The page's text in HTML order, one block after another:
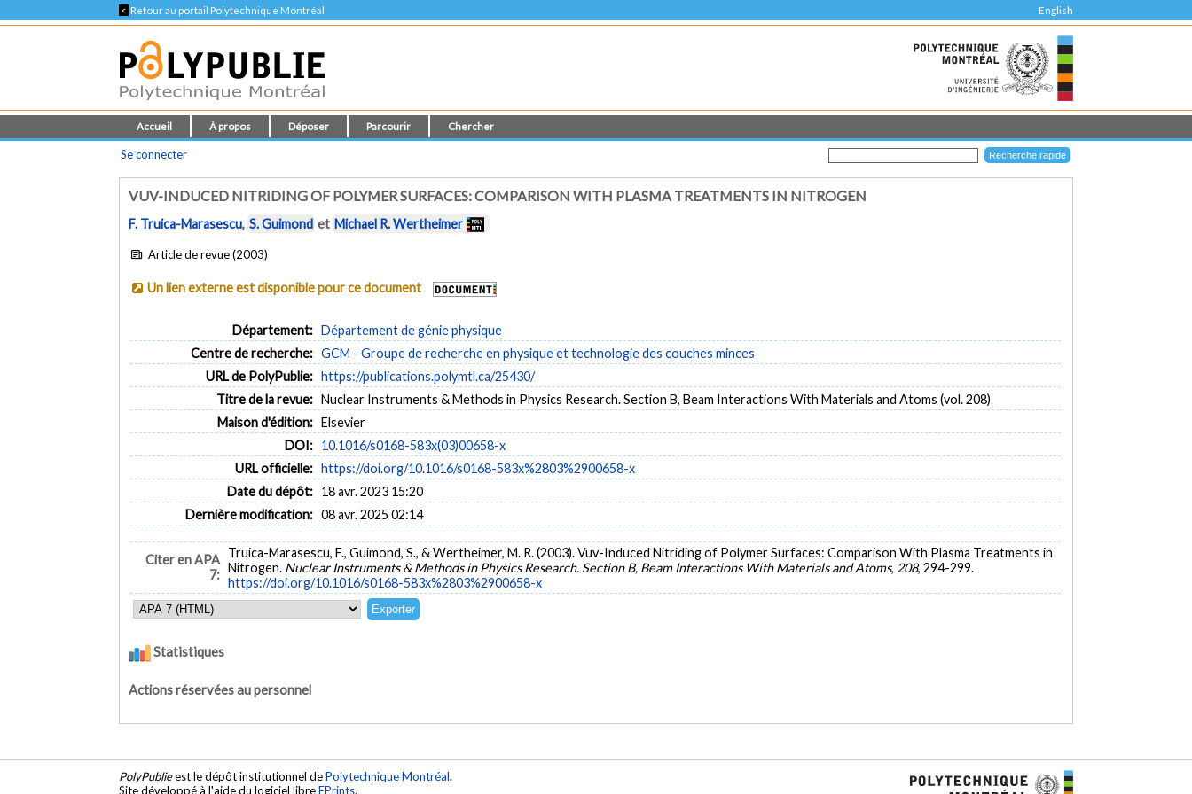
< Retour au portail Polytechnique Montréal English
Accueil À propos Déposer Parcourir Chercher
Se connecter
VUV-INDUCED NITRIDING OF POLYMER SURFACES: COMPARISON WITH PLASMA TREATMENTS IN NITROGEN
F. Truica-Marasescu, S. Guimond et Michael R. Wertheimer
Article de revue (2003)
Un lien externe est disponible pour ce document
Département: Département de génie physique
Centre de recherche: GCM - Groupe de recherche en physique et technologie des couches minces
URL de PolyPublie: https://publications.polymtl.ca/25430/
Titre de la revue: Nuclear Instruments & Methods in Physics Research. Section B, Beam Interactions With Materials and Atoms (vol. 208)
Maison d'édition: Elsevier
DOI: 10.1016/s0168-583x(03)00658-x
URL officielle: https://doi.org/10.1016/s0168-583x%2803%2900658-x
Date du dépôt: 18 avr. 2023 15:20
Dernière modification: 08 avr. 2025 02:14
Citer en APA
7:
Truica-Marasescu, F., Guimond, S., & Wertheimer, M. R. (2003). Vuv-Induced Nitriding of Polymer Surfaces: Comparison With Plasma Treatments in
Nitrogen. Nuclear Instruments & Methods in Physics Research. Section B, Beam Interactions With Materials and Atoms, 208, 294-299.
https://doi.org/10.1016/s0168-583x%2803%2900658-x
Statistiques
Actions réservées au personnel
PolyPublieest le dépôt institutionnel dePolytechnique Montréal.
Site développé à l'aide du logiciel libreEPrints.